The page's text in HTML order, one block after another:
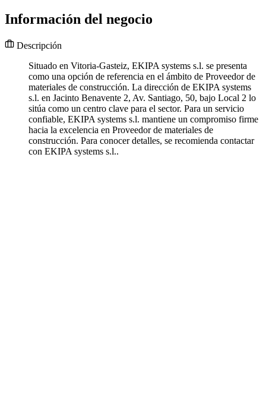
Información del negocio
Descripción
Situado en Vitoria-Gasteiz, EKIPA systems s.l. se presenta
como una opción de referencia en el ámbito de Proveedor de
materiales de construcción. La dirección de EKIPA systems
s.l. en Jacinto Benavente 2, Av. Santiago, 50, bajo Local 2 lo
sitúa como un centro clave para el sector. Para un servicio
confiable, EKIPA systems s.l. mantiene un compromiso firme
hacia la excelencia en Proveedor de materiales de
construcción. Para conocer detalles, se recomienda contactar
con EKIPA systems s.l..